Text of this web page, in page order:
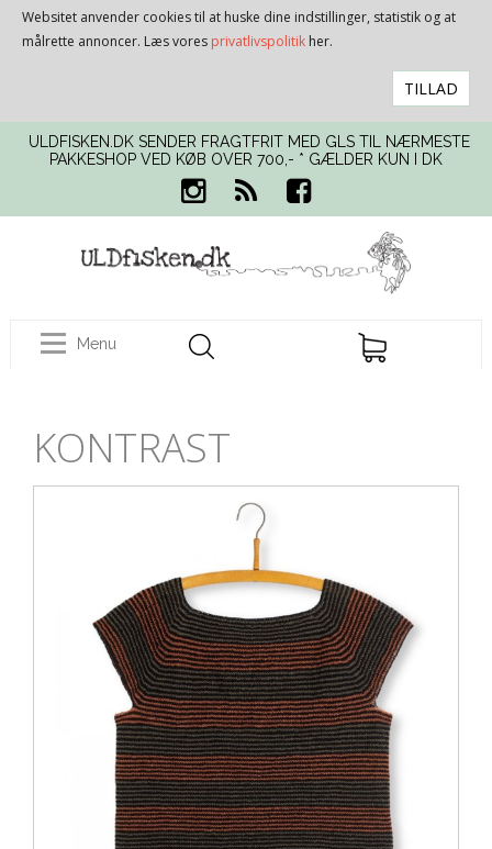
Websitet anvender cookies til at huske dine indstillinger, statistik og at
målrette annoncer. Læs vores privatlivspolitik her.
TILLAD
ULDFISKEN.DK SENDER FRAGTFRIT MED GLS TIL NÆRMESTE
PAKKESHOP VED KØB OVER 700,- * GÆLDER KUN I DK
Menu
KONTRAST